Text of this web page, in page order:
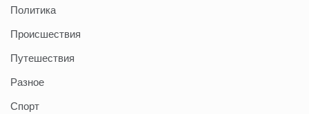
Политика
Происшествия
Путешествия
Разное
Спорт